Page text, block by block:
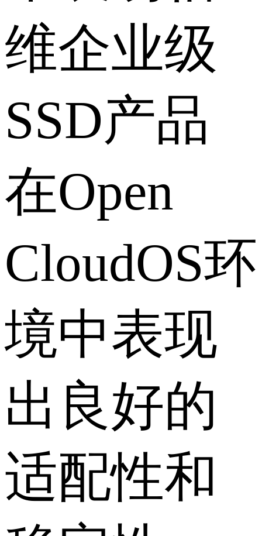
维企业级
SSD产品
在Open
CloudOS环
境中表现
出良好的
适配性和